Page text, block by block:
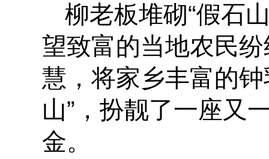
柳老板堆砌“假石
望致富的当地农民
慧，将家乡丰富的
山”，扮靓了一座又
金。